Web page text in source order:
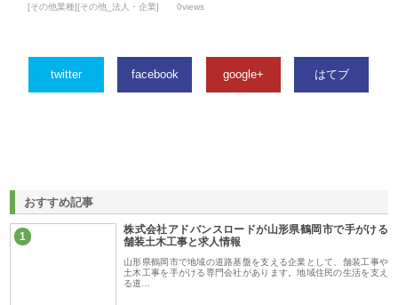
[その他業種][その他_法人・企業] 0views
twitter facebook google+ はてブ
おすすめ記事
1
株式会社アドバンスロードが山形県鶴岡市で手がける
舗装土木工事と求人情報
山形県鶴岡市で地域の道路基盤を支える企業として、舗装工事や
土木工事を手がける専門会社があります。地域住民の生活を支え
る道…